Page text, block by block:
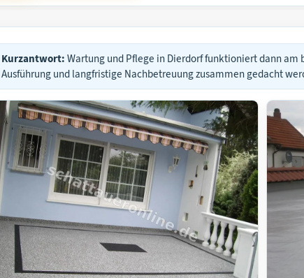
Kurzantwort: Wartung und Pflege in Dierdorf funktioniert dann am
Ausführung und langfristige Nachbetreuung zusammen gedacht